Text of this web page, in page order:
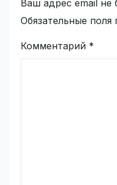
Ваш адрес email не
Обязательные
Комментарий *